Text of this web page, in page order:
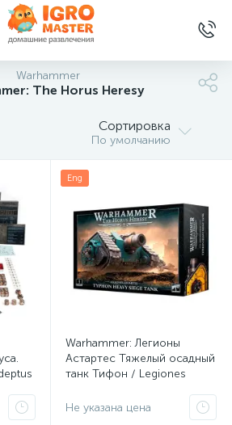
Warhammer
The Horus Heresy
Сортировка
По умолчанию
Eng
Warhammer: Легионы
Астартес Тяжелый осадный
танк Тифон / Legiones
Siege Tank (арт. 31-15)
Не указана цена